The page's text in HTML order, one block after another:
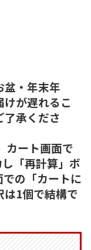
・年末年
が遅れるこ
了承くださ
カート画面で
「再計算」ボ
の「カートに
は1個で結構で